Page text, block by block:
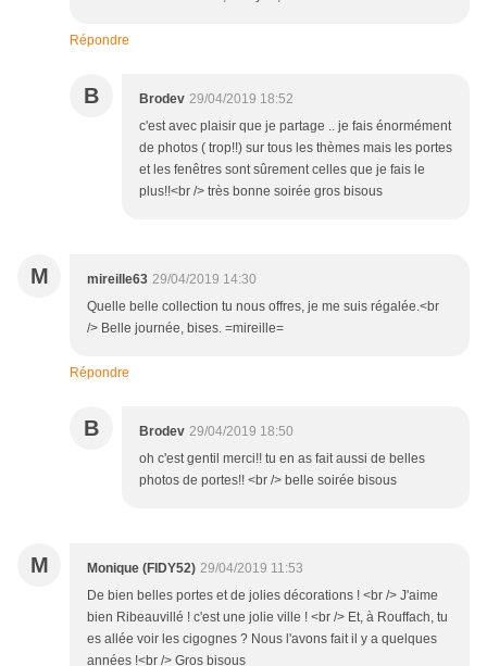
Répondre
B Brodev 29/04/2019 18:52
c'est avec plaisir que je partage .. je fais énormément
de photos ( trop!!) sur tous les thèmes mais les portes
et les fenêtres sont sûrement celles que je fais le
plus!!<br /> très bonne soirée gros bisous
M mireille63 29/04/2019 14:30
Quelle belle collection tu nous offres, je me suis régalée.<br
/> Belle journée, bises. =mireille=
Répondre
B Brodev 29/04/2019 18:50
oh c'est gentil merci!! tu en as fait aussi de belles
photos de portes!! <br /> belle soirée bisous
M Monique (FIDY52) 29/04/2019 11:53
De bien belles portes et de jolies décorations ! <br /> J'aime
bien Ribeauvillé ! c'est une jolie ville ! <br /> Et, à Rouffach, tu
es allée voir les cigognes ? Nous l'avons fait il y a quelques
années !<br /> Gros bisous